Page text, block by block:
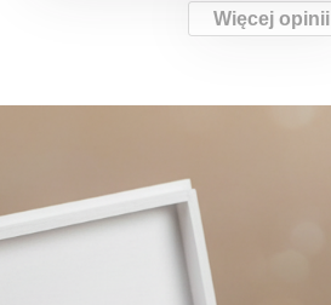
Więcej opinii